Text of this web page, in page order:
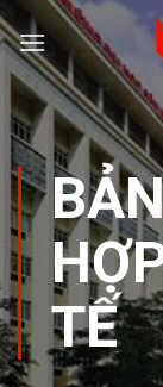
Skip
to
content
TẾ